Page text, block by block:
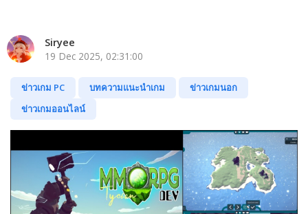
Siryee
19 Dec 2025, 02:31:00
ข่าวเกม PC บทความแนะนำเกม
ข่าวเกมนอก
ข่าวเกมออนไลน์